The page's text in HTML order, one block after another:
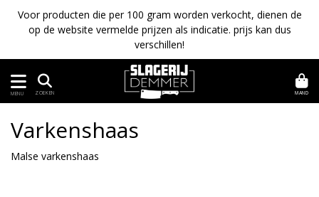
Voor producten die per 100 gram worden verkocht, dienen de
op de website vermelde prijzen als indicatie. prijs kan dus
verschillen!
MENU ZOEKEN MAND
Varkenshaas
Malse varkenshaas